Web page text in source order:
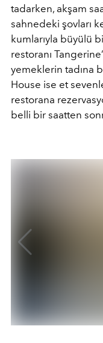
tadarken, akşam
sahnedeki şovları
kumlarıyla büyülü
restoranı
yemeklerin tadına
House ise et
restorana
belli bir saatten